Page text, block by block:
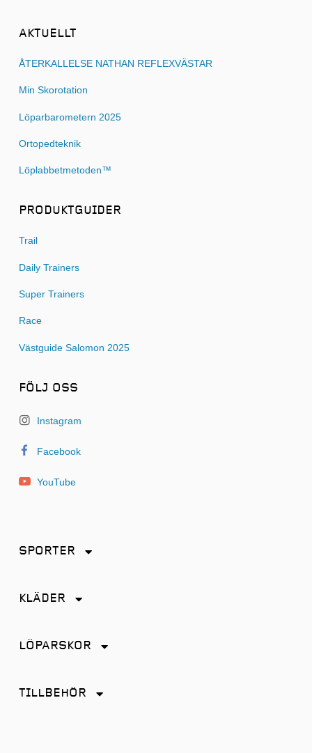
AKTUELLT
ÅTERKALLELSE NATHAN REFLEXVÄSTAR
Min Skorotation
Löparbarometern 2025
Ortopedteknik
Löplabbetmetoden™
PRODUKTGUIDER
Trail
Daily Trainers
Super Trainers
Race
Västguide Salomon 2025
FÖLJ OSS
Instagram
Facebook
YouTube
SPORTER
KLÄDER
LÖPARSKOR
TILLBEHÖR